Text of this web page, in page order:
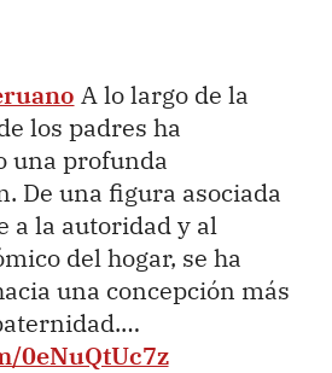
A lo largo de la
los padres ha
una profunda
De una figura asociada
a la autoridad y al
del hogar, se ha
una concepción más
0eNuQtUc7z